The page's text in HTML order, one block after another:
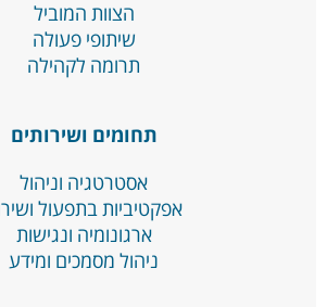
הצוות המוביל
שיתופי פעולה
תרומה לקהילה
תחומים ושירותים
אסטרטגיה וניהול
אפקטיביות בתפעול ושירות
ארגונומיה ונגישות
ניהול מסמכים ומידע